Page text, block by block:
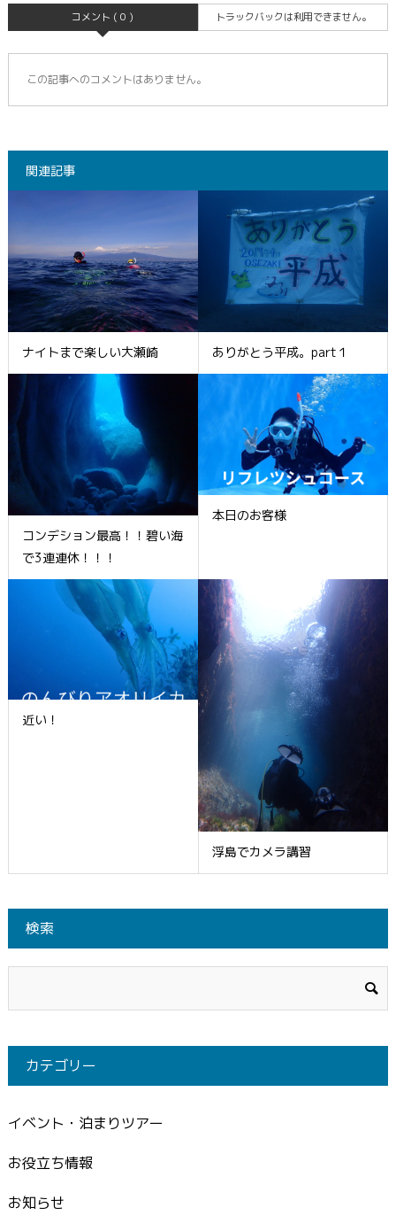
コメント ( 0 ) トラックバックは利用できません。
この記事へのコメントはありません。
関連記事
ナイトまで楽しい大瀬崎 ありがとう平成。part１
コンデション最高！！碧い海
で3連連休！！！
本日のお客様
近い！
浮島でカメラ講習
検索
カテゴリー
イベント・泊まりツアー
お役立ち情報
お知らせ